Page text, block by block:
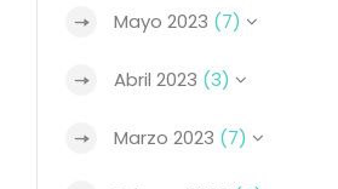
Mayo 2023 (7)
Abril 2023 (3)
Marzo 2023 (7)